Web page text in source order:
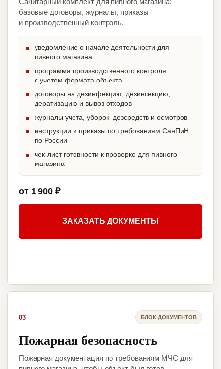
Санитарный комплект для пивного магазина:
базовые договоры, журналы, приказы
и производственный контроль.
уведомление о начале деятельности для
пивного магазина
программа производственного контроля
с учетом формата объекта
договоры на дезинфекцию, дезинсекцию,
дератизацию и вывоз отходов
журналы учета, уборок, дезсредств и осмотров
инструкции и приказы по требованиям СанПиН
по России
чек-лист готовности к проверке для пивного
магазина
от 1 900 ₽
ЗАКАЗАТЬ ДОКУМЕНТЫ
03 БЛОК ДОКУМЕНТОВ
Пожарная безопасность
Пожарная документация по требованиям МЧС для